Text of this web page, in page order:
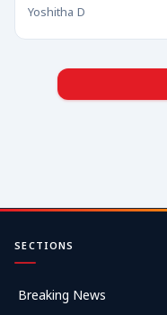
Yoshitha D
SECTIONS
Breaking News